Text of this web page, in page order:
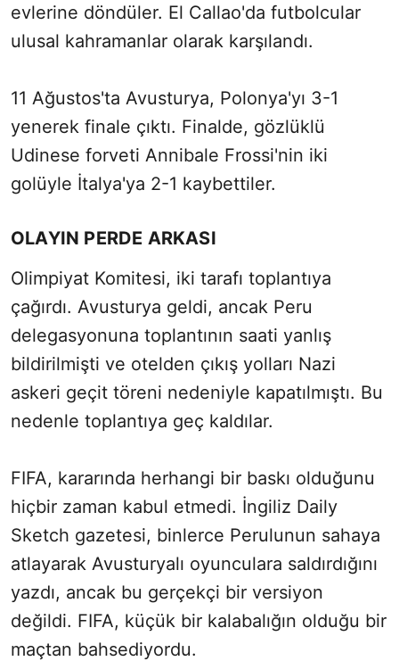
evlerine döndüler. El Callao'da futbolcular
ulusal kahramanlar olarak karşılandı.
11 Ağustos'ta Avusturya, Polonya'yı 3-1
yenerek finale çıktı. Finalde, gözlüklü
Udinese forveti Annibale Frossi'nin iki
golüyle İtalya'ya 2-1 kaybettiler.
OLAYIN PERDE ARKASI
Olimpiyat Komitesi, iki tarafı toplantıya
çağırdı. Avusturya geldi, ancak Peru
delegasyonuna toplantının saati yanlış
bildirilmişti ve otelden çıkış yolları Nazi
askeri geçit töreni nedeniyle kapatılmıştı. Bu
nedenle toplantıya geç kaldılar.
FIFA, kararında herhangi bir baskı olduğunu
hiçbir zaman kabul etmedi. İngiliz Daily
Sketch gazetesi, binlerce Perulunun sahaya
atlayarak Avusturyalı oyunculara saldırdığını
yazdı, ancak bu gerçekçi bir versiyon
değildi. FIFA, küçük bir kalabalığın olduğu bir
maçtan bahsediyordu.